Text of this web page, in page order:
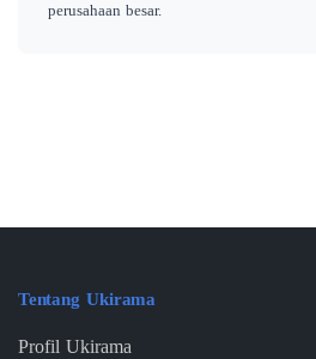
perusahaan besar.
Tentang Ukirama
Profil Ukirama